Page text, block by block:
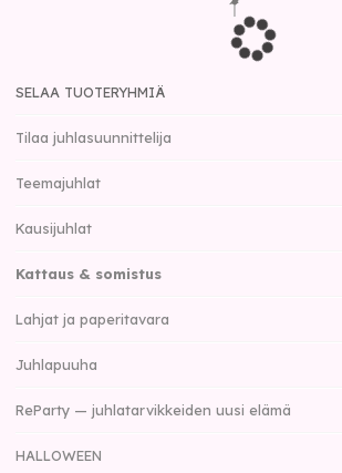
SELAA TUOTERYHMIÄ
Tilaa juhlasuunnittelija
Teemajuhlat
Kausijuhlat
Kattaus & somistus
Lahjat ja paperitavara
Juhlapuuha
ReParty — juhlatarvikkeiden uusi elämä
HALLOWEEN